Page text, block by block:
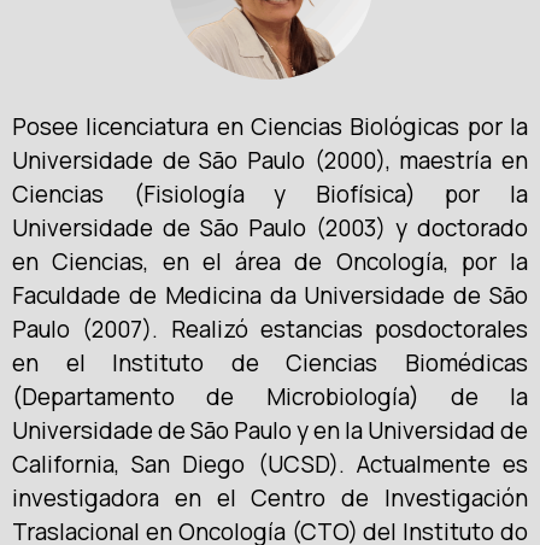
Posee licenciatura en Ciencias Biológicas por la
Universidade de São Paulo (2000), maestría en
Ciencias (Fisiología y Biofísica) por la
Universidade de São Paulo (2003) y doctorado
en Ciencias, en el área de Oncología, por la
Faculdade de Medicina da Universidade de São
Paulo (2007). Realizó estancias posdoctorales
en el Instituto de Ciencias Biomédicas
(Departamento de Microbiología) de la
Universidade de São Paulo y en la Universidad de
California, San Diego (UCSD). Actualmente es
investigadora en el Centro de Investigación
Traslacional en Oncología (CTO) del Instituto do